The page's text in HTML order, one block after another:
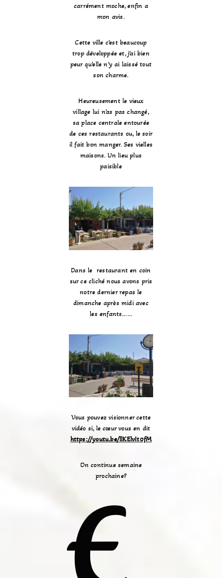
carrément moche, enfin a
mon avis.
Cette ville c’est beaucoup
trop développée et, j’ai bien
peur qu’elle n’y ai laissé tout
son charme.
Heureusement le vieux
village lui n’as pas changé,
sa place centrale entourée
de ces restaurants ou, le soir
il fait bon manger. Ses vielles
maisons. Un lieu plus
paisible
Dans le restaurant en coin
sur ce cliché nous avons pris
notre dernier repas le
dimanche après midi avec
les enfants……
Vous pouvez visionner cette
vidéo si, le cœur vous en dit
https://youtu.be/llKElvIt0fM
On continue semaine
prochaine?